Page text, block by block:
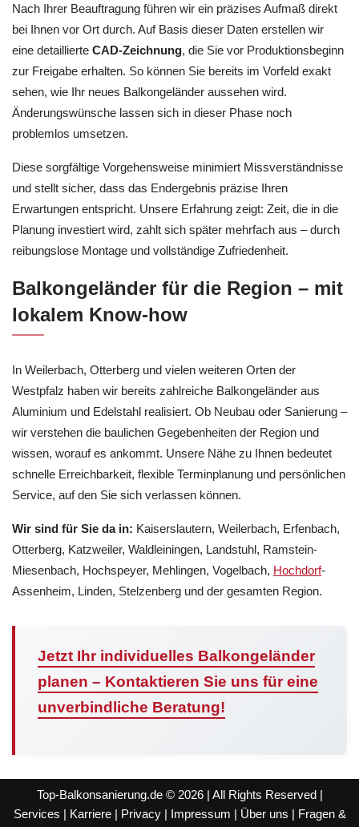
Nach Ihrer Beauftragung führen wir ein präzises Aufmaß direkt
bei Ihnen vor Ort durch. Auf Basis dieser Daten erstellen wir
eine detaillierte CAD-Zeichnung, die Sie vor Produktionsbeginn
zur Freigabe erhalten. So können Sie bereits im Vorfeld exakt
sehen, wie Ihr neues Balkongeländer aussehen wird.
Änderungswünsche lassen sich in dieser Phase noch
problemlos umsetzen.
Diese sorgfältige Vorgehensweise minimiert Missverständnisse
und stellt sicher, dass das Endergebnis präzise Ihren
Erwartungen entspricht. Unsere Erfahrung zeigt: Zeit, die in die
Planung investiert wird, zahlt sich später mehrfach aus – durch
reibungslose Montage und vollständige Zufriedenheit.
Balkongeländer für die Region – mit
lokalem Know-how
In Weilerbach, Otterberg und vielen weiteren Orten der
Westpfalz haben wir bereits zahlreiche Balkongeländer aus
Aluminium und Edelstahl realisiert. Ob Neubau oder Sanierung –
wir verstehen die baulichen Gegebenheiten der Region und
wissen, worauf es ankommt. Unsere Nähe zu Ihnen bedeutet
schnelle Erreichbarkeit, flexible Terminplanung und persönlichen
Service, auf den Sie sich verlassen können.
Wir sind für Sie da in: Kaiserslautern, Weilerbach, Erfenbach,
Otterberg, Katzweiler, Waldleiningen, Landstuhl, Ramstein-
Miesenbach, Hochspeyer, Mehlingen, Vogelbach, Hochdorf-
Assenheim, Linden, Stelzenberg und der gesamten Region.
Jetzt Ihr individuelles Balkongeländer
planen – Kontaktieren Sie uns für eine
unverbindliche Beratung!
Top-Balkonsanierung.de © 2026 | All Rights Reserved |
Services | Karriere| Privacy| Impressum | Über uns | Fragen &